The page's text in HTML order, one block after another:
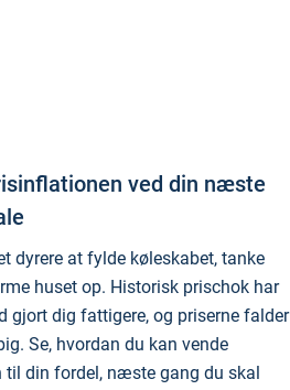
ved din næste
dyrere at fylde køleskabet, tanke
huset op. Historisk prischok har
gjort dig fattigere, og priserne falder
Se, hvordan du kan vende
til din fordel, næste gang du skal